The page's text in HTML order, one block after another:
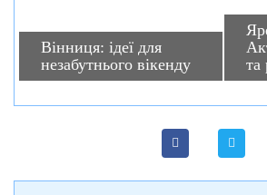
Вінниця: ідеї для
незабутнього вікенду
та